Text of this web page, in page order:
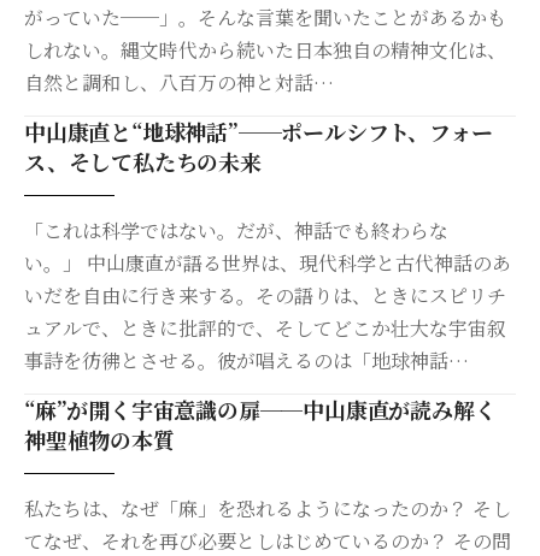
がっていた──」。そんな言葉を聞いたことがあるかも
しれない。縄文時代から続いた日本独自の精神文化は、
自然と調和し、八百万の神と対話…
中山康直と“地球神話”──ポールシフト、フォー
ス、そして私たちの未来
「これは科学ではない。だが、神話でも終わらな
い。」 中山康直が語る世界は、現代科学と古代神話のあ
いだを自由に行き来する。その語りは、ときにスピリチ
ュアルで、ときに批評的で、そしてどこか壮大な宇宙叙
事詩を彷彿とさせる。彼が唱えるのは「地球神話…
“麻”が開く宇宙意識の扉──中山康直が読み解く
神聖植物の本質
私たちは、なぜ「麻」を恐れるようになったのか？ そし
てなぜ、それを再び必要としはじめているのか？ その問